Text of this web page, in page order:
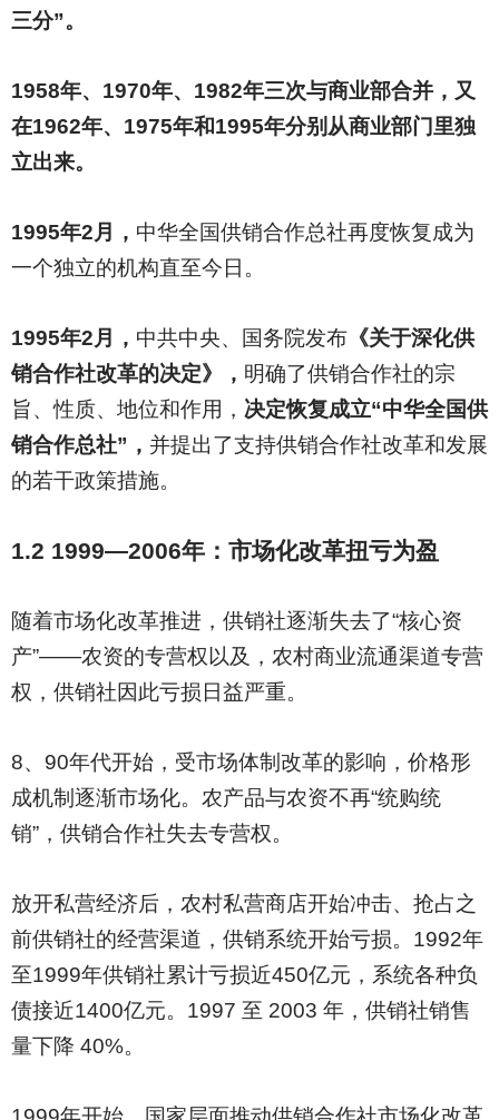
三分”。
1958年、1970年、1982年三次与商业部合并，又
在1962年、1975年和1995年分别从商业部门里独
立出来。
1995年2月， 中华全国供销合作总社再度恢复成为
一个独立的机构直至今日。
1995年2月， 中共中央、国务院发布《关于深化供
销合作社改革的决定》， 明确了供销合作社的宗
旨、性质、地位和作用， 决定恢复成立“中华全国供
销合作总社”， 并提出了支持供销合作社改革和发展
的若干政策措施。
1.2 1999—2006年：市场化改革扭亏为盈
随着市场化改革推进，供销社逐渐失去了“核心资
产”——农资的专营权以及，农村商业流通渠道专营
权，供销社因此亏损日益严重。
8、90年代开始，受市场体制改革的影响，价格形
成机制逐渐市场化。农产品与农资不再“统购统
销”，供销合作社失去专营权。
放开私营经济后，农村私营商店开始冲击、抢占之
前供销社的经营渠道，供销系统开始亏损。1992年
至1999年供销社累计亏损近450亿元，系统各种负
债接近1400亿元。1997 至 2003 年，供销社销售
量下降 40%。